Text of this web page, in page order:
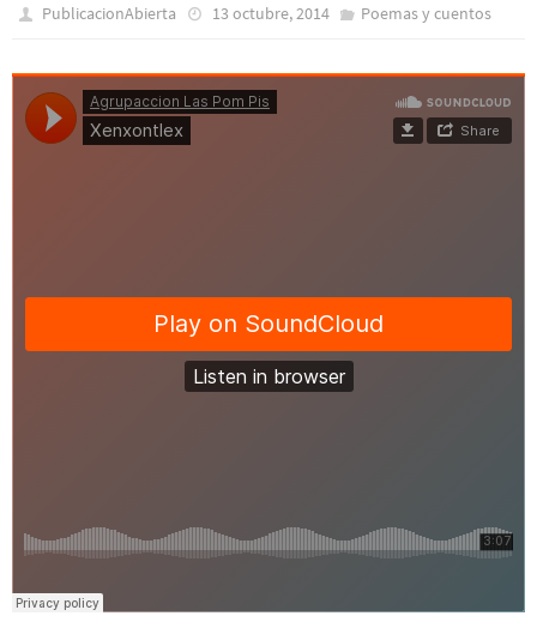
PublicacionAbierta 13 octubre, 2014 Poemas y cuentos